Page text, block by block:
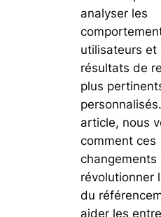
analyser les
utilisateurs et
résultats de
plus
article, nous
comment ces
changements
révolutionner
du
aider les